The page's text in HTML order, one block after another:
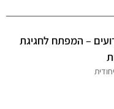
– המפתח לחגיגת